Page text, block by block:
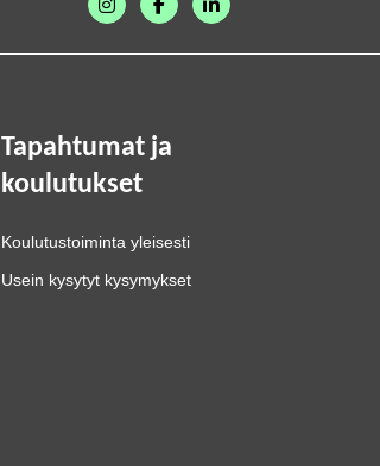
Tapahtumat ja
koulutukset
Koulutustoiminta yleisesti
Usein kysytyt kysymykset